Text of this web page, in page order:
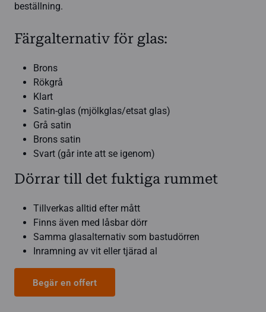
beställning.
Färgalternativ för glas:
Brons
Rökgrå
Klart
Satin-glas (mjölkglas/etsat glas)
Grå satin
Brons satin
Svart (går inte att se igenom)
Dörrar till det fuktiga rummet
Tillverkas alltid efter mått
Finns även med låsbar dörr
Samma glasalternativ som bastudörren
Inramning av vit eller tjärad al
Begär en offert